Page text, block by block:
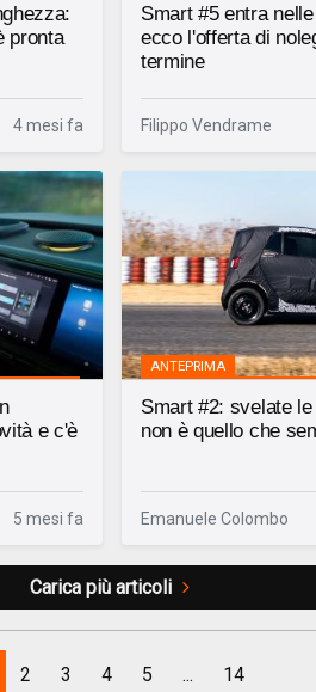
pronta
4 mesi fa
Smart #5 entra
ecco l'offerta di
termine
Filippo Vendrame
e c'è
5 mesi fa
ANTEPRIMA
Smart #2: svelate
non è quello che
Emanuele Colombo
Carica più articoli
2 3 4 5 ... 14